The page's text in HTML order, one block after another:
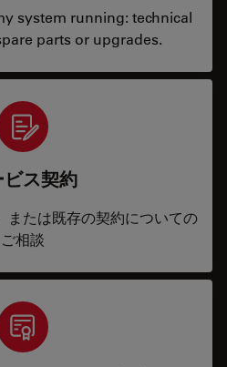
system running: technical
parts or upgrades.
ビス契約
または既存の契約についての
ご相談